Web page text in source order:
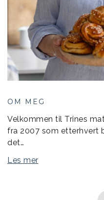
OM MEG
Velkommen til Trines
fra 2007 som etterhvert
det…
Les mer